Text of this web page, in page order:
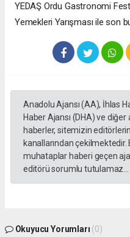
YEDAŞ Ordu Gastronomi
Yemekleri Yarışması ile son
Anadolu Ajansı (AA), İhlas
Haber Ajansı (DHA) ve
haberler, sitemizin
kanallarından
muhataplar haberi geçen
editörü sorumlu tutulamaz...
Okuyucu Yorumları (0)